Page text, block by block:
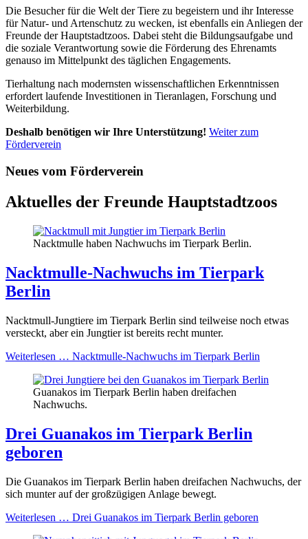
Die Besucher für die Welt der Tiere zu begeistern und ihr Interesse
für Natur- und Artenschutz zu wecken, ist ebenfalls ein Anliegen der
Freunde der Hauptstadtzoos. Dabei steht die Bildungsaufgabe und
die soziale Verantwortung sowie die Förderung des Ehrenamts
genauso im Mittelpunkt des täglichen Engagements.
Tierhaltung nach modernsten wissenschaftlichen Erkenntnissen
erfordert laufende Investitionen in Tieranlagen, Forschung und
Weiterbildung.
Deshalb benötigen wir Ihre Unterstützung! Weiter zum
Förderverein
Neues vom Förderverein
Aktuelles der Freunde Hauptstadtzoos
Nacktmulle haben Nachwuchs im Tierpark Berlin.
Nacktmulle-Nachwuchs im Tierpark
Berlin
Nacktmull-Jungtiere im Tierpark Berlin sind teilweise noch etwas
versteckt, aber ein Jungtier ist bereits recht munter.
Weiterlesen … Nacktmulle-Nachwuchs im Tierpark Berlin
Guanakos im Tierpark Berlin haben dreifachen
Nachwuchs.
Drei Guanakos im Tierpark Berlin
geboren
Die Guanakos im Tierpark Berlin haben dreifachen Nachwuchs, der
sich munter auf der großzügigen Anlage bewegt.
Weiterlesen … Drei Guanakos im Tierpark Berlin geboren